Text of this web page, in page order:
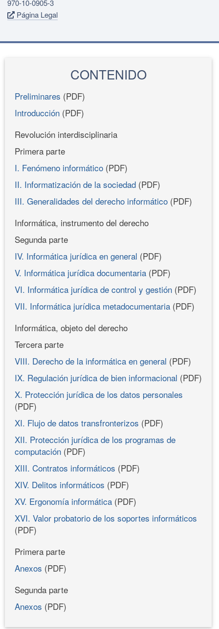
970-10-0905-3
Página Legal
CONTENIDO
Preliminares (PDF)
Introducción (PDF)
Revolución interdisciplinaria
Primera parte
I. Fenómeno informático (PDF)
II. Informatización de la sociedad (PDF)
III. Generalidades del derecho informático (PDF)
Informática, instrumento del derecho
Segunda parte
IV. Informática jurídica en general (PDF)
V. Informática jurídica documentaria (PDF)
VI. Informática jurídica de control y gestión (PDF)
VII. Informática jurídica metadocumentaria (PDF)
Informática, objeto del derecho
Tercera parte
VIII. Derecho de la informática en general (PDF)
IX. Regulación jurídica de bien informacional (PDF)
X. Protección jurídica de los datos personales
(PDF)
XI. Flujo de datos transfronterizos (PDF)
XII. Protección jurídica de los programas de
computación (PDF)
XIII. Contratos informáticos (PDF)
XIV. Delitos informáticos (PDF)
XV. Ergonomía informática (PDF)
XVI. Valor probatorio de los soportes informáticos
(PDF)
Primera parte
Anexos (PDF)
Segunda parte
Anexos (PDF)